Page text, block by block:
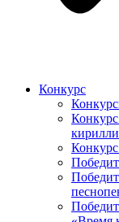
Конкурс